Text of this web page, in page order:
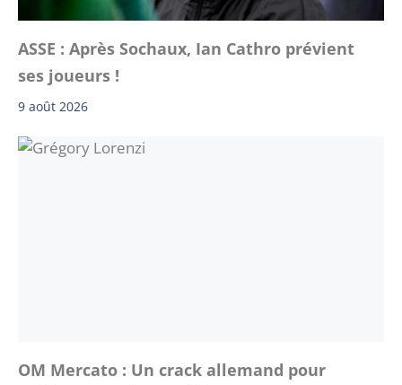
ASSE : Après Sochaux, Ian Cathro prévient
ses joueurs !
9 août 2026
OM Mercato : Un crack allemand pour